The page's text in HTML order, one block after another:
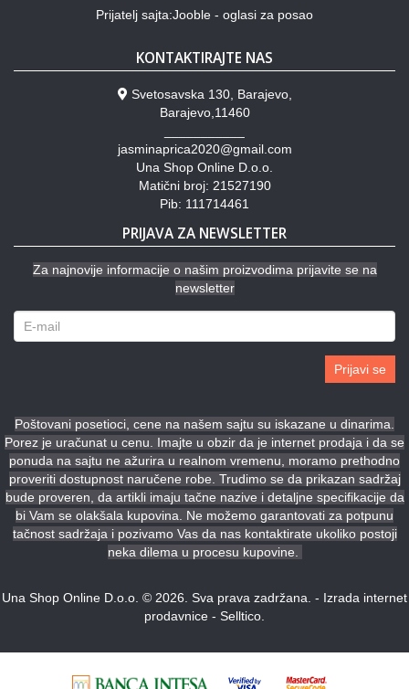
Prijatelj sajta:Jooble - oglasi za posao
KONTAKTIRAJTE NAS
Svetosavska 130, Barajevo,
Barajevo,11460
jasminaprica2020@gmail.com
Una Shop Online D.o.o.
Matični broj: 21527190
Pib: 111714461
PRIJAVA ZA NEWSLETTER
Za najnovije informacije o našim proizvodima prijavite se na
newsletter
Prijavi se
Poštovani posetioci, cene na našem sajtu su iskazane u dinarima.
Porez je uračunat u cenu. Imajte u obzir da je internet prodaja i da se
ponuda na sajtu ne ažurira u realnom vremenu, moramo prethodno
proveriti dostupnost naručene robe. Trudimo se da prikazan sadržaj
bude proveren, da artikli imaju tačne nazive i detaljne specifikacije da
bi Vam se olakšala kupovina. Ne možemo garantovati za potpunu
tačnost sadržaja i pozivamo Vas da nas kontaktirate ukoliko postoji
neka dilema u procesu kupovine.
Una Shop Online D.o.o. © 2026. Sva prava zadržana. - Izrada internet
prodavnice - Selltico.